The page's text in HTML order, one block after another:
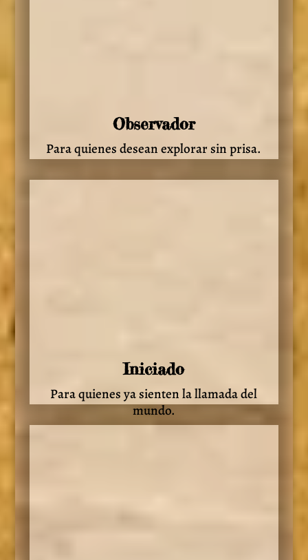
Observador
Para quienes desean explorar sin prisa.
Iniciado
Para quienes ya sienten la llamada del
mundo.